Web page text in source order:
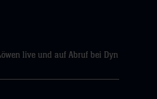
live und auf Abruf bei Dyn